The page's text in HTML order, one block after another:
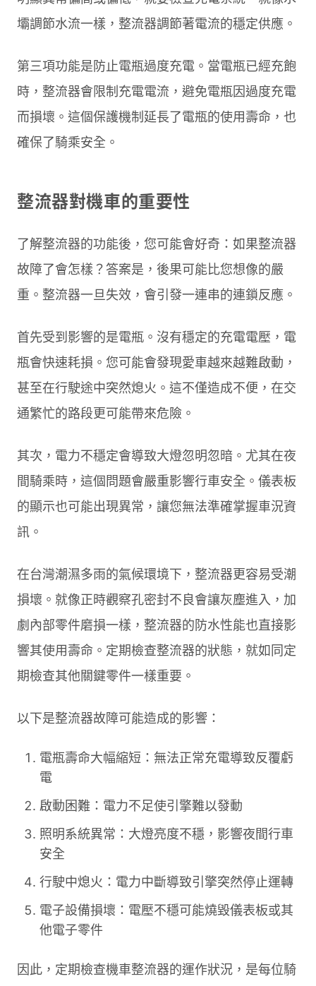
壩調節水流一樣，整流器調節著電流的穩定供應。
第三項功能是防止電瓶過度充電。當電瓶已經充飽
時，整流器會限制充電電流，避免電瓶因過度充電
而損壞。這個保護機制延長了電瓶的使用壽命，也
確保了騎乘安全。
整流器對機車的重要性
了解整流器的功能後，您可能會好奇：如果整流器
故障了會怎樣？答案是，後果可能比您想像的嚴
重。整流器一旦失效，會引發一連串的連鎖反應。
首先受到影響的是電瓶。沒有穩定的充電電壓，電
瓶會快速耗損。您可能會發現愛車越來越難啟動，
甚至在行駛途中突然熄火。這不僅造成不便，在交
通繁忙的路段更可能帶來危險。
其次，電力不穩定會導致大燈忽明忽暗。尤其在夜
間騎乘時，這個問題會嚴重影響行車安全。儀表板
的顯示也可能出現異常，讓您無法準確掌握車況資
訊。
在台灣潮濕多雨的氣候環境下，整流器更容易受潮
損壞。就像正時觀察孔密封不良會讓灰塵進入，加
劇內部零件磨損一樣，整流器的防水性能也直接影
響其使用壽命。定期檢查整流器的狀態，就如同定
期檢查其他關鍵零件一樣重要。
以下是整流器故障可能造成的影響：
電瓶壽命大幅縮短：無法正常充電導致反覆虧
電
啟動困難：電力不足使引擎難以發動
照明系統異常：大燈亮度不穩，影響夜間行車
安全
行駛中熄火：電力中斷導致引擎突然停止運轉
電子設備損壞：電壓不穩可能燒毀儀表板或其
他電子零件
因此，定期檢查機車整流器的運作狀況，是每位騎